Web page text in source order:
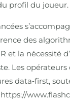
profil du joueur.
des
et la nécessité
Les
data‑first,